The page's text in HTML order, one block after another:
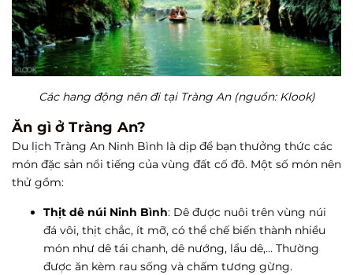
Các hang động nên đi tại Tràng An (nguồn: Klook)
Ăn gì ở Tràng An?
Du lịch Tràng An Ninh Bình là dịp để bạn thưởng thức các
món đặc sản nổi tiếng của vùng đất cố đô. Một số món nên
thử gồm:
Thịt dê núi Ninh Bình: Dê được nuôi trên vùng núi
đá vôi, thịt chắc, ít mỡ, có thể chế biến thành nhiều
món như dê tái chanh, dê nướng, lẩu dê,… Thường
được ăn kèm rau sống và chấm tương gừng.